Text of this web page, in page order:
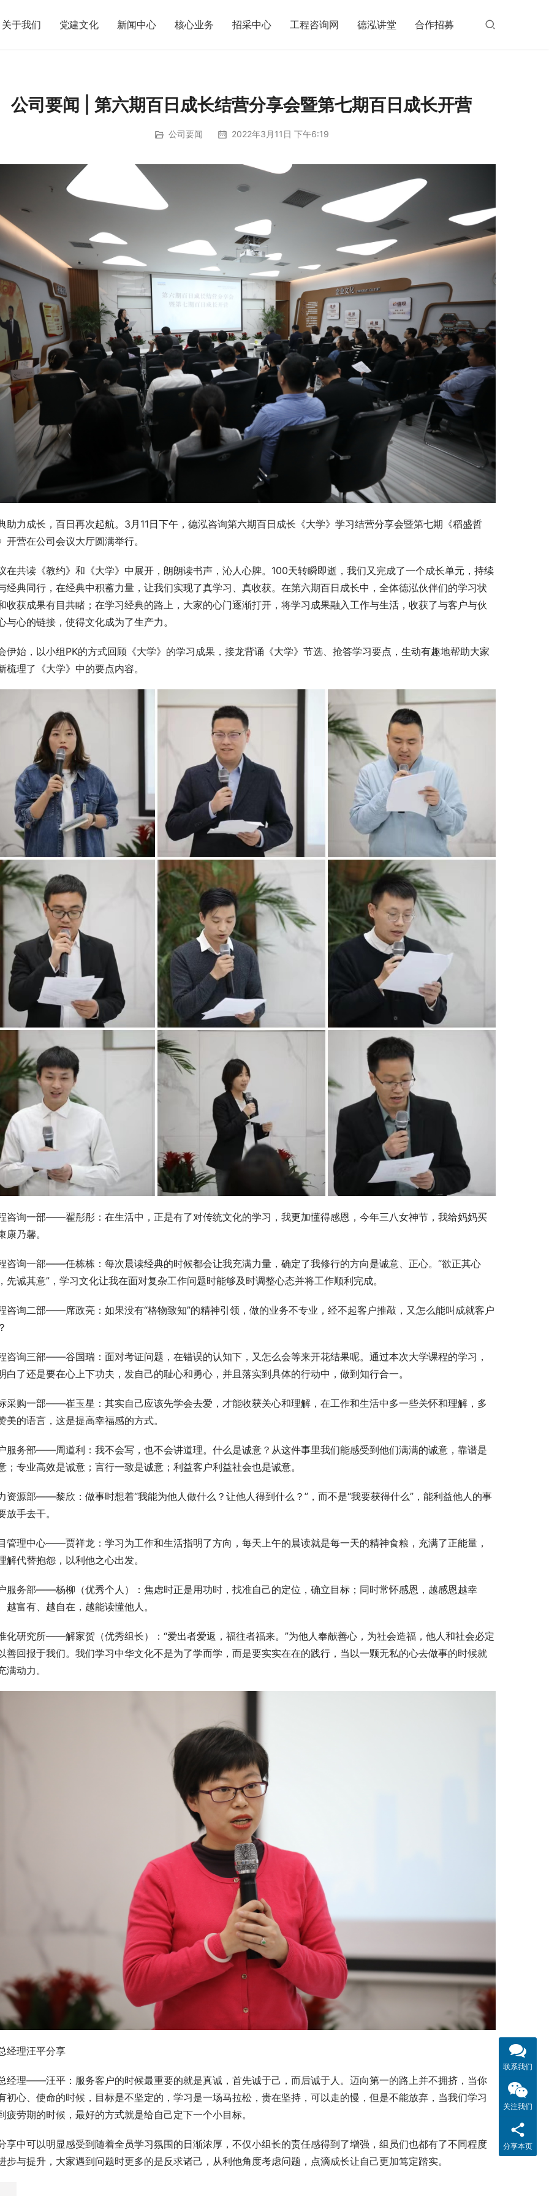
关于我们 党建文化 新闻中心 核心业务 招采中心 工程咨询网 德泓讲堂 合作招募
公司要闻 | 第六期百日成长结营分享会暨第七期百日成长开营
公司要闻 2022年3月11日 下午6:19
助力成长，百日再次起航。3月11日下午，德泓咨询第六期百日成长《大学》学习结营分享会暨第七期《稻盛哲
开营在公司会议大厅圆满举行。
在共读《教约》和《大学》中展开，朗朗读书声，沁人心脾。100天转瞬即逝，我们又完成了一个成长单元，持续
经典同行，在经典中积蓄力量，让我们实现了真学习、真收获。在第六期百日成长中，全体德泓伙伴们的学习状
收获成果有目共睹；在学习经典的路上，大家的心门逐渐打开，将学习成果融入工作与生活，收获了与客户与伙
与心的链接，使得文化成为了生产力。
伊始，以小组PK的方式回顾《大学》的学习成果，接龙背诵《大学》节选、抢答学习要点，生动有趣地帮助大家
梳理了《大学》中的要点内容。
咨询一部——翟彤彤：在生活中，正是有了对传统文化的学习，我更加懂得感恩，今年三八女神节，我给妈妈买
康乃馨。
咨询一部——任栋栋：每次晨读经典的时候都会让我充满力量，确定了我修行的方向是诚意、正心。“欲正其心
先诚其意”，学习文化让我在面对复杂工作问题时能够及时调整心态并将工作顺利完成。
咨询二部——席政亮：如果没有“格物致知”的精神引领，做的业务不专业，经不起客户推敲，又怎么能叫成就客户
咨询三部——谷国瑞：面对考证问题，在错误的认知下，又怎么会等来开花结果呢。通过本次大学课程的学习，
白了还是要在心上下功夫，发自己的耻心和勇心，并且落实到具体的行动中，做到知行合一。
采购一部——崔玉星：其实自己应该先学会去爱，才能收获关心和理解，在工作和生活中多一些关怀和理解，多
美的语言，这是提高幸福感的方式。
服务部——周道利：我不会写，也不会讲道理。什么是诚意？从这件事里我们能感受到他们满满的诚意，靠谱是
；专业高效是诚意；言行一致是诚意；利益客户利益社会也是诚意。
资源部——黎欣：做事时想着“我能为他人做什么？让他人得到什么？”，而不是“我要获得什么”，能利益他人的事
放手去干。
管理中心——贾祥龙：学习为工作和生活指明了方向，每天上午的晨读就是每一天的精神食粮，充满了正能量，
解代替抱怨，以利他之心出发。
服务部——杨柳（优秀个人）：焦虑时正是用功时，找准自己的定位，确立目标；同时常怀感恩，越感恩越幸
越富有、越自在，越能读懂他人。
化研究所——解家贺（优秀组长）：“爱出者爱返，福往者福来。”为他人奉献善心，为社会造福，他人和社会必定
善回报于我们。我们学习中华文化不是为了学而学，而是要实实在在的践行，当以一颗无私的心去做事的时候就
满动力。
经理汪平分享
经理——汪平：服务客户的时候最重要的就是真诚，首先诚于己，而后诚于人。迈向第一的路上并不拥挤，当你
初心、使命的时候，目标是不坚定的，学习是一场马拉松，贵在坚持，可以走的慢，但是不能放弃，当我们学习
疲劳期的时候，最好的方式就是给自己定下一个小目标。
享中可以明显感受到随着全员学习氛围的日渐浓厚，不仅小组长的责任感得到了增强，组员们也都有了不同程度
步与提升，大家遇到问题时更多的是反求诸己，从利他角度考虑问题，点滴成长让自己更加笃定踏实。
联系我们
关注我们
分享本页